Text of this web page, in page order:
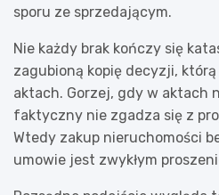
sporu ze sprzedającym.
Nie każdy brak kończy się
zagubioną kopię decyzji,
aktach. Gorzej, gdy w aktach
faktyczny nie zgadza się z
Wtedy zakup nieruchomości
umowie jest zwykłym